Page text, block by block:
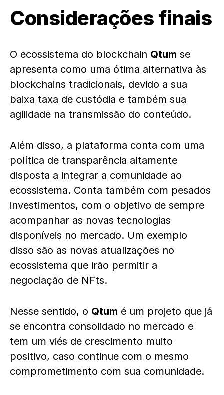
Considerações finais
O ecossistema do blockchain Qtum se
apresenta como uma ótima alternativa às
blockchains tradicionais, devido a sua
baixa taxa de custódia e também sua
agilidade na transmissão do conteúdo.
Além disso, a plataforma conta com uma
política de transparência altamente
disposta a integrar a comunidade ao
ecossistema. Conta também com pesados
investimentos, com o objetivo de sempre
acompanhar as novas tecnologias
disponíveis no mercado. Um exemplo
disso são as novas atualizações no
ecossistema que irão permitir a
negociação de NFts.
Nesse sentido, o Qtum é um projeto que já
se encontra consolidado no mercado e
tem um viés de crescimento muito
positivo, caso continue com o mesmo
comprometimento com sua comunidade.